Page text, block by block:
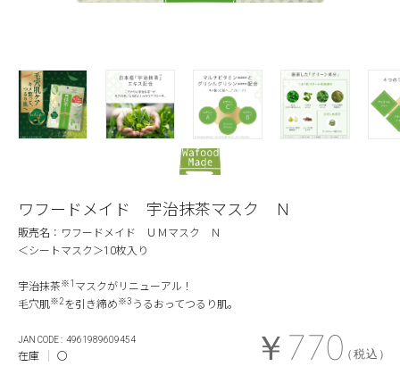
ワフードメイド 宇治抹茶マスク Ｎ
￥770（税込）
4961989609454
在庫 〇
販売名：ワフードメイド ＵＭマスク Ｎ
＜シートマスク＞10枚入り
宇治抹茶※1 マスクがリニューアル！
毛穴肌※2を引き締め※3 うるおってつるり肌。